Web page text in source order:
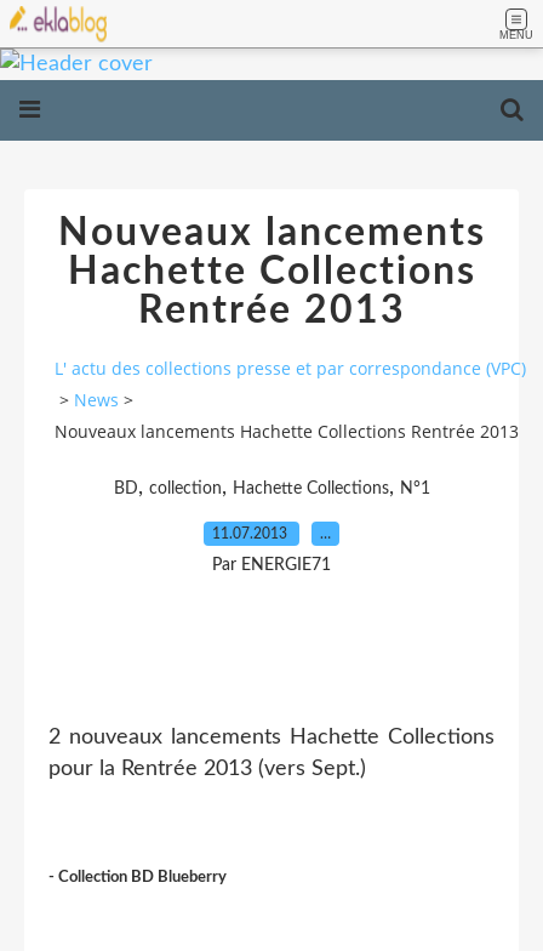
MENU
Nouveaux lancements
Hachette Collections
Rentrée 2013
L' actu des collections presse et par correspondance (VPC)
> News >
Nouveaux lancements Hachette Collections Rentrée 2013
BD, collection, Hachette Collections, N°1
11.07.2013 …
Par ENERGIE71
2 nouveaux lancements Hachette Collections
pour la Rentrée 2013 (vers Sept.)
- Collection BD Blueberry